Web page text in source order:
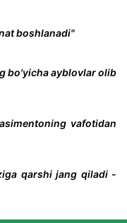
boshlanadi"
bo'yicha ayblovlar olib
vafotidan
qarshi jang qiladi -